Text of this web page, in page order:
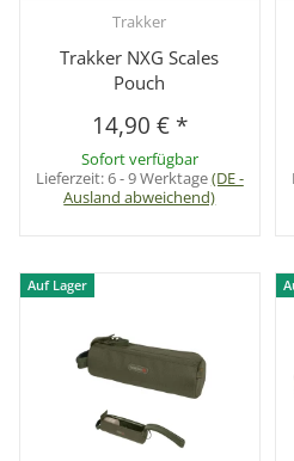
Trakker
Trakker NXG Scales
Pouch
14,90 € *
Sofort verfügbar
Lieferzeit:6 - 9 Werktage(DE -
Ausland abweichend)
Auf Lager